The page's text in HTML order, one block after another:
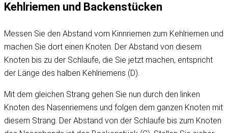
Kehlriemen und Backenstücken
Messen Sie den Abstand vom Kinnriemen zum Kehlriemen und
machen Sie dort einen Knoten. Der Abstand von diesem
Knoten bis zu der Schlaufe, die Sie jetzt machen, entspricht
der Länge des halben Kehlriemens (D).
Mit dem gleichen Strang gehen Sie nun durch den linken
Knoten des Nasenriemens und folgen dem ganzen Knoten mit
diesem Strang. Der Abstand von der Schlaufe bis zum Knoten